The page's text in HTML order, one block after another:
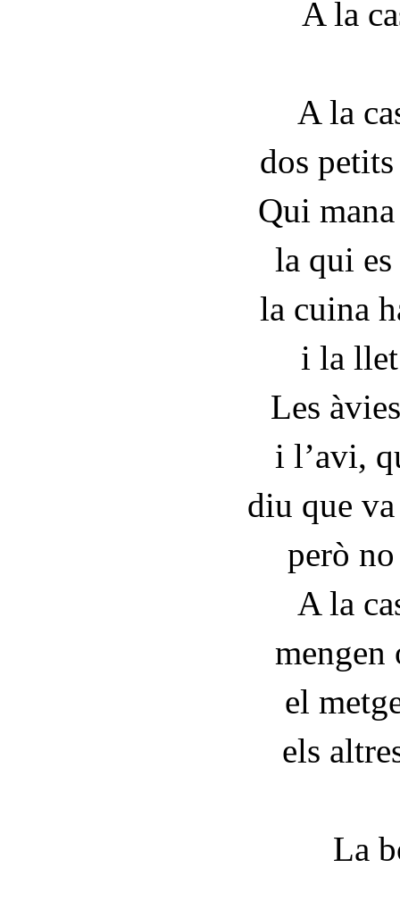
A la
A la
dos
Qui mana
la qui
la cuina
i la
Les
i l’avi,
diu que
però
A la
mengen
el
els
La